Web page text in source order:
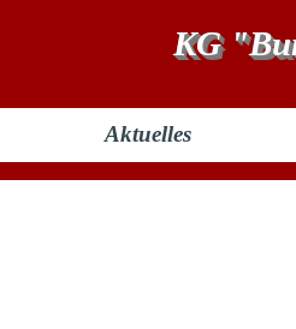
Aktuelles
KG